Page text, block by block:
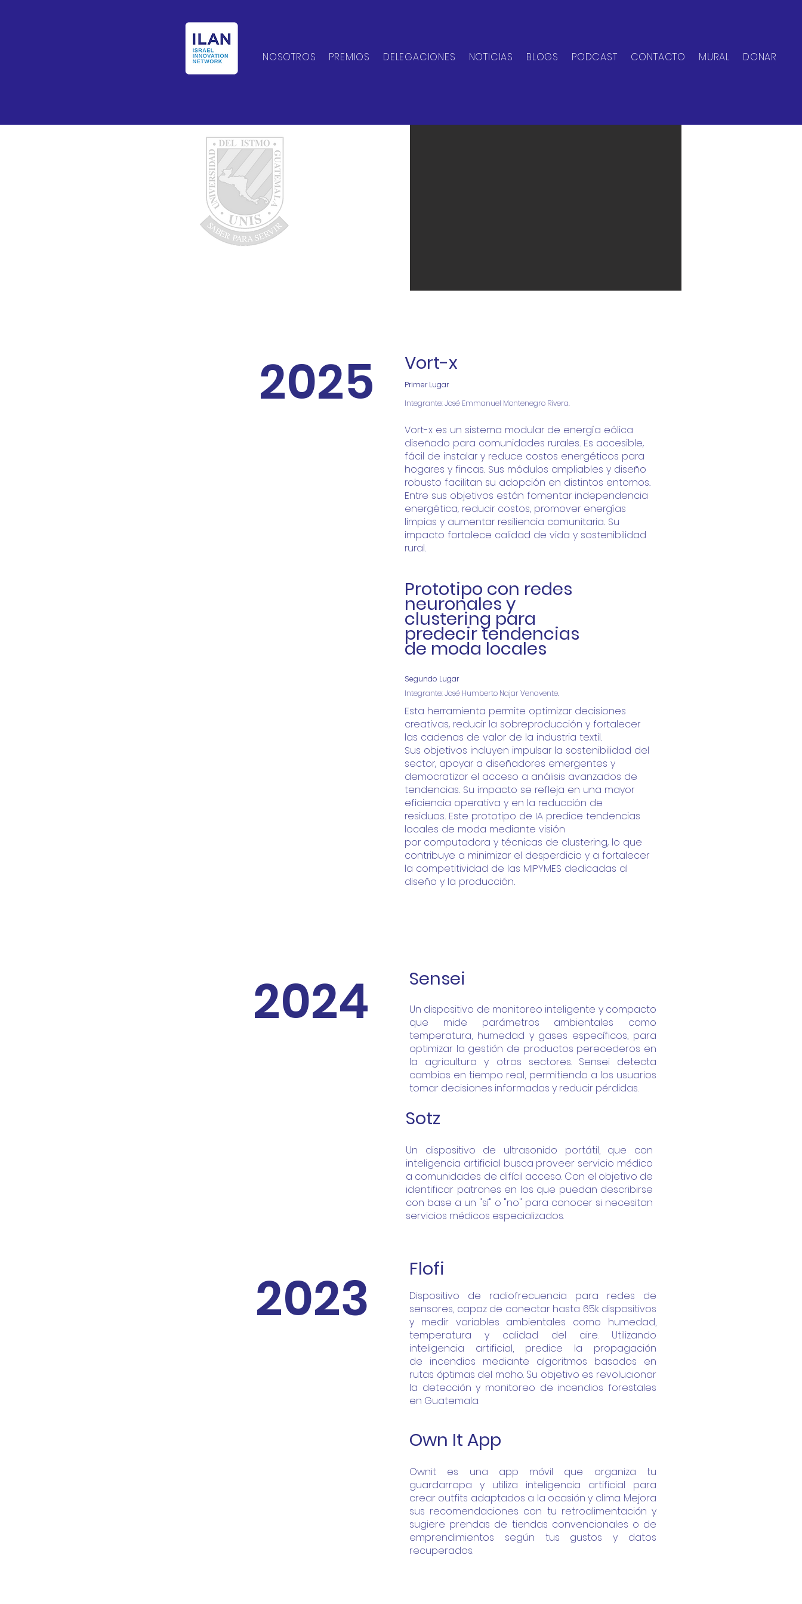
NOSOTROS PREMIOS DELEGACIONES NOTICIAS BLOGS PODCAST CONTACTO MURAL DONAR
2025 Vort-x
Primer Lugar
Integrante: José Emmanuel Montenegro Rivera.
Vort-x es un sistema modular de energía eólica
diseñado para comunidades rurales. Es accesible,
fácil de instalar y reduce costos energéticos para
hogares y fincas. Sus módulos ampliables y diseño
robusto facilitan su adopción en distintos entornos.
Entre sus objetivos están fomentar independencia
energética, reducir costos, promover energías
limpias y aumentar resiliencia comunitaria. Su
impacto fortalece calidad de vida y sostenibilidad
rural.
Prototipo con redes
neuronales y
clustering para
predecir tendencias
de moda locales
Segundo Lugar
Integrante: José Humberto Najar Venavente.
Esta herramienta permite optimizar decisiones
creativas, reducir la sobreproducción y fortalecer
las cadenas de valor de la industria textil.
Sus objetivos incluyen impulsar la sostenibilidad del
sector, apoyar a diseñadores emergentes y
democratizar el acceso a análisis avanzados de
tendencias. Su impacto se refleja en una mayor
eficiencia operativa y en la reducción de
residuos. Este prototipo de IA predice tendencias
locales de moda mediante visión
por computadora y técnicas de clustering, lo que
contribuye a minimizar el desperdicio y a fortalecer
la competitividad de las MIPYMES dedicadas al
diseño y la producción.
2024 Sensei
Un dispositivo de monitoreo inteligente y compacto
que mide parámetros ambientales como
temperatura, humedad y gases específicos, para
optimizar la gestión de productos perecederos en
la agricultura y otros sectores. Sensei detecta
cambios en tiempo real, permitiendo a los usuarios
tomar decisiones informadas y reducir pérdidas.
Sotz
Un dispositivo de ultrasonido portátil, que con
inteligencia artificial busca proveer servicio médico
a comunidades de difícil acceso. Con el objetivo de
identificar patrones en los que puedan describirse
con base a un "sí" o "no" para conocer si necesitan
servicios médicos especializados.
2023 Flofi
​​Dispositivo de radiofrecuencia para redes de
sensores, capaz de conectar hasta 65k dispositivos
y medir variables ambientales como humedad,
temperatura y calidad del aire. Utilizando
inteligencia artificial, predice la propagación
de incendios mediante algoritmos basados en
rutas óptimas del moho. Su objetivo es revolucionar
la detección y monitoreo de incendios forestales
en Guatemala.
Own It App
​​Ownit es una app móvil que organiza tu
guardarropa y utiliza inteligencia artificial para
crear outfits adaptados a la ocasión y clima. Mejora
sus recomendaciones con tu retroalimentación y
sugiere prendas de tiendas convencionales o de
emprendimientos según tus gustos y datos
recuperados.